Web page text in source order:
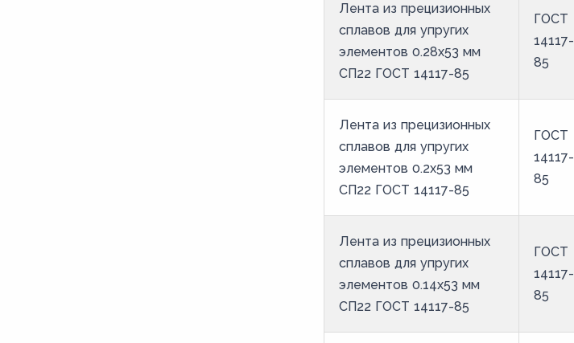
Лента из прецизионных
сплавов для упругих
элементов 0.28x53 мм
СП22 ГОСТ 14117-85
ГОСТ
14117-
85
Лента из прецизионных
сплавов для упругих
элементов 0.2x53 мм
СП22 ГОСТ 14117-85
ГОСТ
14117-
85
Лента из прецизионных
сплавов для упругих
элементов 0.14x53 мм
СП22 ГОСТ 14117-85
ГОСТ
14117-
85